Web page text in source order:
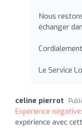
Nous
échanger
Le Service
celine pierrot
Expérience négative:
expérience avec